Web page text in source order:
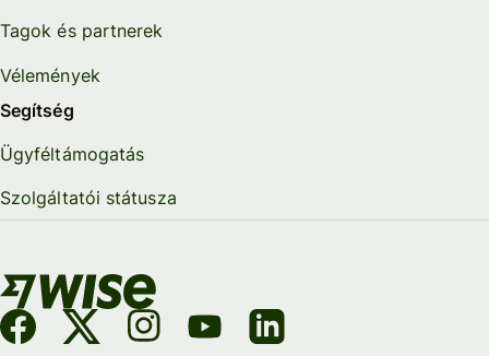
Tagok és partnerek
Vélemények
Segítség
Ügyféltámogatás
Szolgáltatói státusza